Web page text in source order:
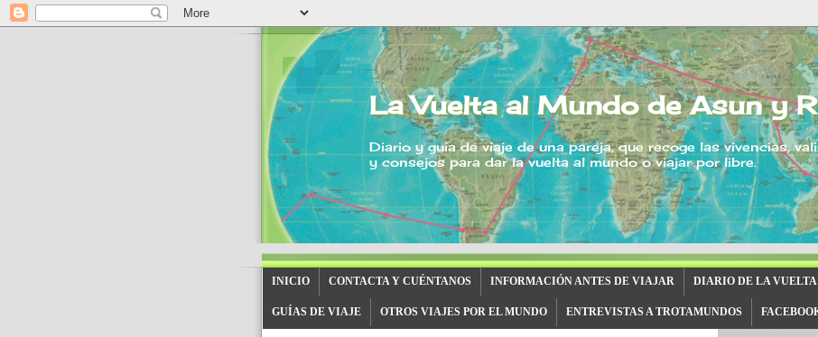
La Vuelta al Mundo de Asun y
Diario y guía de viaje de una pareja, que recoge las vivencias,
y consejos para dar la vuelta al mundo o viajar por libre.
INICIO CONTACTA Y CUÉNTANOS INFORMACIÓN ANTES DE VIAJAR DIARIO DE LA VUELTA
GUÍAS DE VIAJE OTROS VIAJES POR EL MUNDO ENTREVISTAS A TROTAMUNDOS